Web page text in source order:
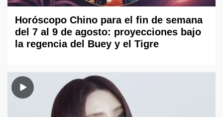
Horóscopo Chino para el fin de semana
del 7 al 9 de agosto: proyecciones bajo
la regencia del Buey y el Tigre